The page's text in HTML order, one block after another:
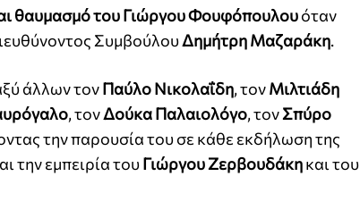
θαυμασμό του Γιώργου Φουφόπουλουόταν
ΣυμβούλουΔημήτρη Μαζαράκη.
άλλων τονΠαύλο Νικολαΐδη, τονΜιλτιάδη
, τονΔούκα Παλαιολόγο, τονΣπύρο
την παρουσία του σε κάθε εκδήλωση της
την εμπειρία τουΓιώργου Ζερβουδάκηκαι του